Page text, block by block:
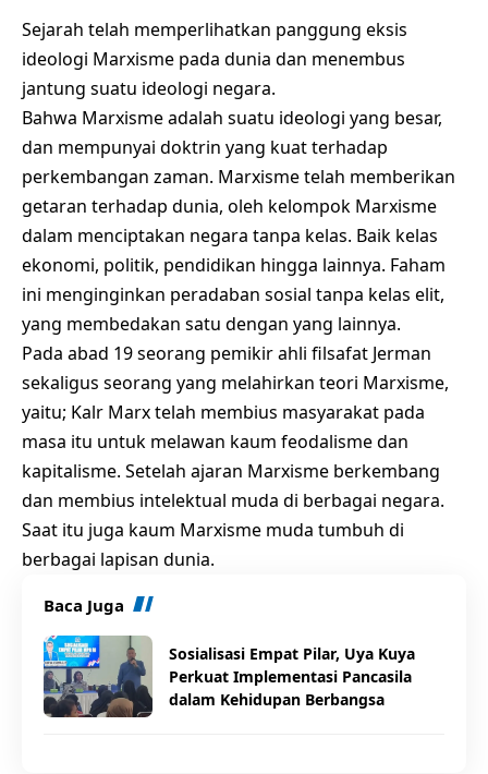
Sejarah telah memperlihatkan panggung eksis
ideologi Marxisme pada dunia dan menembus
jantung suatu ideologi negara.
Bahwa Marxisme adalah suatu ideologi yang besar,
dan mempunyai doktrin yang kuat terhadap
perkembangan zaman. Marxisme telah memberikan
getaran terhadap dunia, oleh kelompok Marxisme
dalam menciptakan negara tanpa kelas. Baik kelas
ekonomi, politik, pendidikan hingga lainnya. Faham
ini menginginkan peradaban sosial tanpa kelas elit,
yang membedakan satu dengan yang lainnya.
Pada abad 19 seorang pemikir ahli filsafat Jerman
sekaligus seorang yang melahirkan teori Marxisme,
yaitu; Kalr Marx telah membius masyarakat pada
masa itu untuk melawan kaum feodalisme dan
kapitalisme. Setelah ajaran Marxisme berkembang
dan membius intelektual muda di berbagai negara.
Saat itu juga kaum Marxisme muda tumbuh di
berbagai lapisan dunia.
Baca Juga
Sosialisasi Empat Pilar, Uya Kuya
Perkuat Implementasi Pancasila
dalam Kehidupan Berbangsa